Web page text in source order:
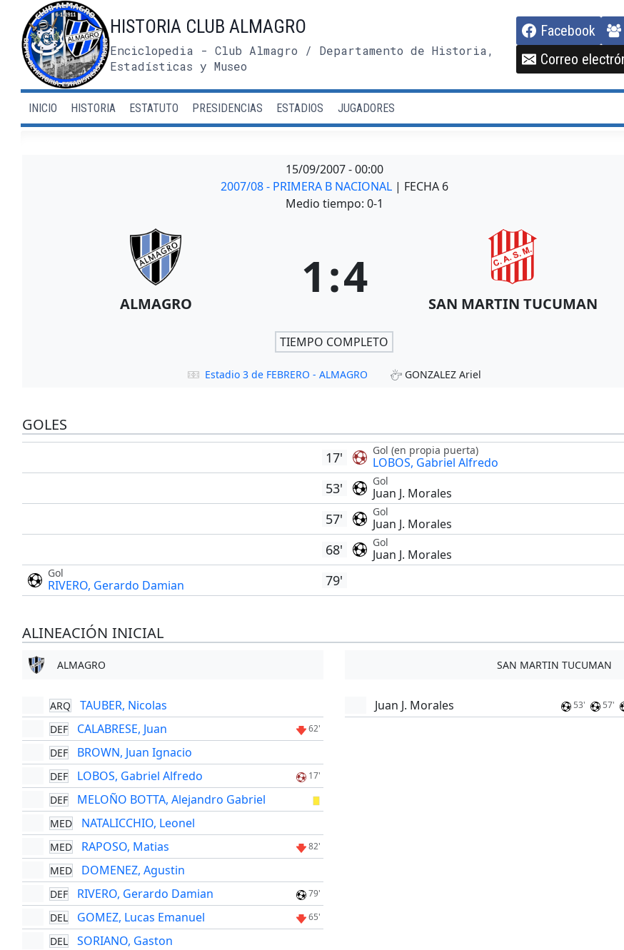
contenido
HISTORIA CLUB ALMAGRO
Enciclopedia - Club Almagro / Departamento de Historia,
Estadísticas y Museo
Facebook
Correo
INICIO HISTORIA ESTATUTO PRESIDENCIAS ESTADIOS JUGADORES
15/09/2007-00:00
2007/08 - PRIMERA B NACIONAL | FECHA 6
Medio tiempo: 0-1
ALMAGRO 1:4 SAN MARTIN TUCUMAN
TIEMPO COMPLETO
Estadio 3 de FEBRERO - ALMAGRO GONZALEZ Ariel
GOLES
17' Gol (en propia puerta)
LOBOS, Gabriel Alfredo
53' Gol
Juan J. Morales
57' Gol
Juan J. Morales
68' Gol
Juan J. Morales
Gol
RIVERO, Gerardo Damian 79'
ALINEACIÓN INICIAL
ALMAGRO
ARQ TAUBER, Nicolas
DEF CALABRESE, Juan 62'
DEF BROWN, Juan Ignacio
DEF LOBOS, Gabriel Alfredo 17'
DEF MELOÑO BOTTA, Alejandro Gabriel
MED NATALICCHIO, Leonel
MED RAPOSO, Matias 82'
MED DOMENEZ, Agustin
DEF RIVERO, Gerardo Damian 79'
DEL GOMEZ, Lucas Emanuel 65'
DEL SORIANO, Gaston
SAN MARTIN TUCUMAN
Juan J. Morales 53' 57'